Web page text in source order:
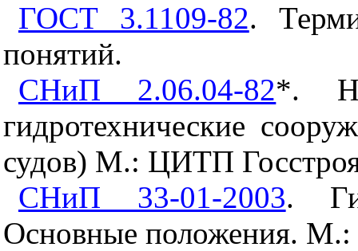
ГОСТ 3.1109-82.
понятий.
СНиП 2.06.04-82*.
гидротехнические
судов) М.: ЦИТП
СНиП 33-01-2003.
Основные положения. М.: